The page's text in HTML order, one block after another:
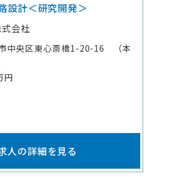
設計＜研究開発＞
会社
中央区東心斎橋1-20-16 （本
円
人の詳細を見る